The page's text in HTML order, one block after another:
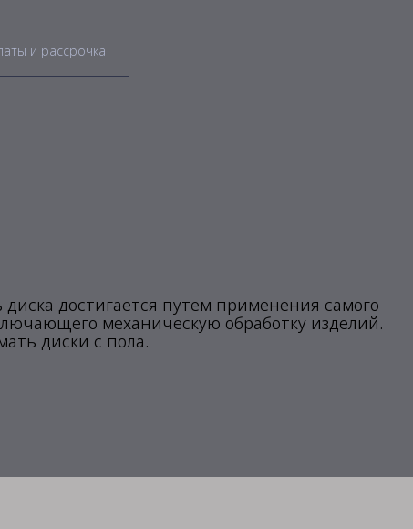
и рассрочка
достигается путем применения самого
механическую обработку изделий.
диски с пола.